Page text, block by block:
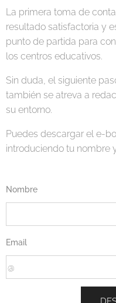
La primera toma de
resultado satisfactoria y
punto de partida para
los centros educativos.
Sin duda, el siguiente
también se atreva a
su entorno.
Puedes descargar el e-
introduciendo tu nombre
Nombre
Email